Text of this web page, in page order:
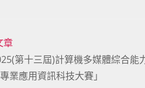
章
第十三屆)計算機多媒體綜合能
業應用資訊科技大賽」